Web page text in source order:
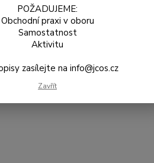
POŽADUJEME:
Obchodní praxi v oboru
Samostatnost
Aktivitu
zasílejte na info@jcos.cz
Zavřít